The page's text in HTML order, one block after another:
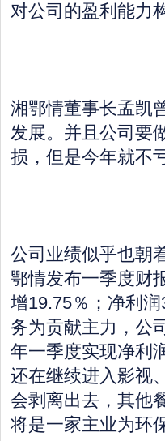
对公司的盈利能力
湘鄂情董事长孟凯
发展。并且公司要
损，但是今年就不
公司业绩似乎也朝
鄂情发布一季度财
增19.75％；净利
务为贡献主力，公
年一季度实现净利
还在继续进入影视
会剥离出去，其他
将是一家主业为环